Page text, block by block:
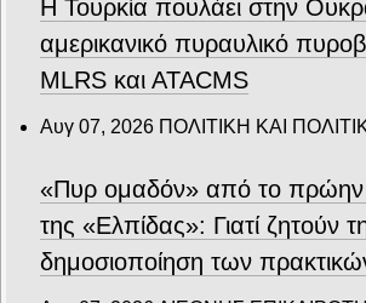
Η Τουρκία πουλάει στην
αμερικανικό πυραυλικό
MLRS και ΑΤΑCMS
Αυγ 07, 2026 ΠΟΛΙΤΙΚΗ ΚΑΙ
«Πυρ ομαδόν» από το πρώην
της «Ελπίδας»: Γιατί ζητούν
δημοσιοποίηση των